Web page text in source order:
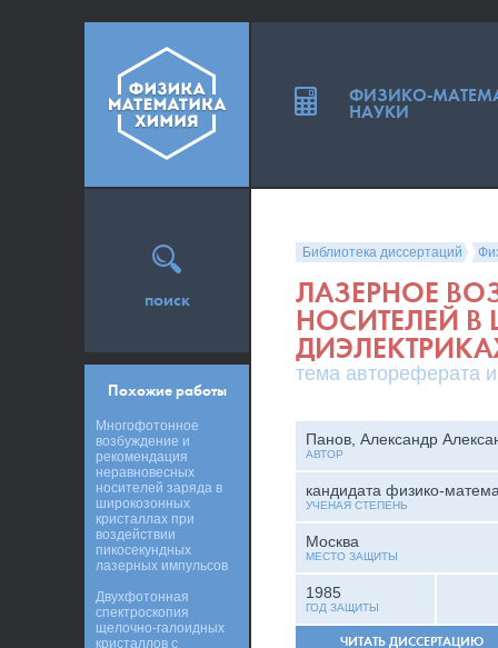
Библиотека диссертаций
ЛАЗЕРНОЕ
НОСИТЕЛЕЙ
тема автореферата
Панов, Александр
АВТОР
кандидата физико-
УЧЕНАЯ СТЕПЕНЬ
Москва
МЕСТО ЗАЩИТЫ
1985
ГОД ЗАЩИТЫ
ЧИТАТЬ ДИССЕРТАЦИЮ
поиск
Похожие работы
Многофотонное
возбуждение и
рекомендация
неравновесных
носителей заряда в
широкозонных
кристаллах при
воздействии
пикосекундных
лазерных импульсов
Двухфотонная
спектроскопия
щелочно-галоидных
кристаллов с
ФИЗИКО-
НАУКИ